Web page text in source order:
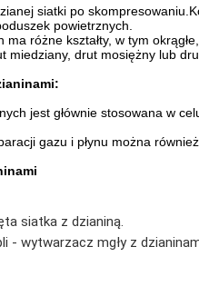
siatki po
powietrznych.
różne kształty, w tym
miedziany, drut mosiężny lub
jest głównie stosowana w
gazu i płynu można
siatka z dzianiną.
- wytwarzacz mgły z